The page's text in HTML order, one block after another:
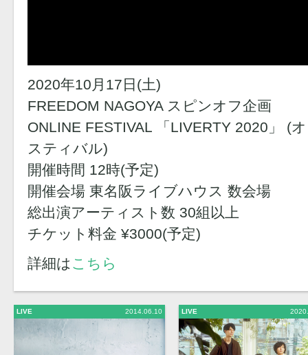
2020年10月17日(土)
FREEDOM NAGOYA スピンオフ企画
ONLINE FESTIVAL 「LIVERTY 2020」 (
スティバル)
開催時間 12時(予定)
開催会場 東名阪ライブハウス 数会場
総出演アーティスト数 30組以上
チケット料金 ¥3000(予定)
詳細は こちら
LIVE 2014.06.10 LIVE